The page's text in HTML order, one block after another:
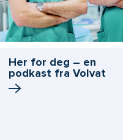
Her for deg – en
podkast fra Volvat